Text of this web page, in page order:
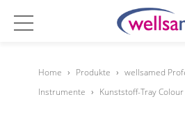
Home › Produkte › wellsamed
Instrumente › Kunststoff-Tray Colour